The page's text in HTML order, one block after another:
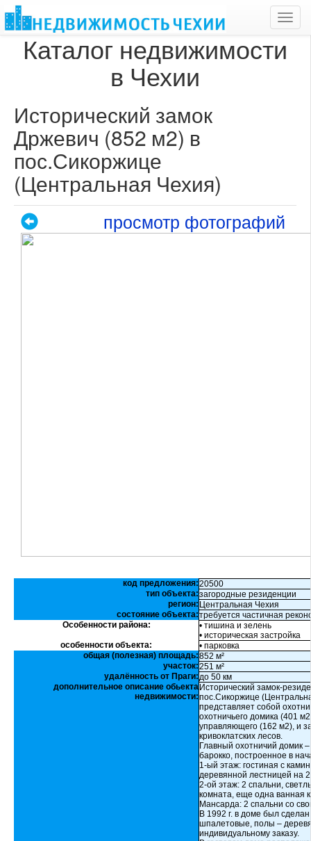
Каталог недвижимости
в Чехии
Исторический замок
Држевич (852 м2) в
пос.Сикоржице
(Центральная Чехия)
просмотр фотографий
код предложения:20500
тип объекта:загородные резиденции
регион: Центральная Чехия
состояние объекта:требуется частичная
Особенности района:
• тишина и зелень
• историческая застройка
особенности объекта:
• парковка
общая (полезная) площадь:852 м²
участок:251 м²
удалённость от Праги:до 50 км
дополнительное описание обьекта
недвижимости:
Исторический замок-
пос.Сикоржице
представляет собой
охотничьего домика (401
управляющего (162 м2), и
кривоклатских лесов.
Главный охотничий домик
барокко, построенное в
1-ый этаж: гостиная с
деревянной лестницей на
2-ой этаж: 2 спальни,
комната, еще одна ванная
Мансарда: 2 спальни со
В 1992 г. в доме был
шпалетовые, полы –
индивидуальному заказу.